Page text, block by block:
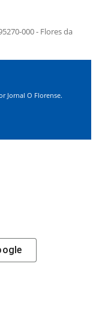
000 - Flores da
Jornal O Florense.